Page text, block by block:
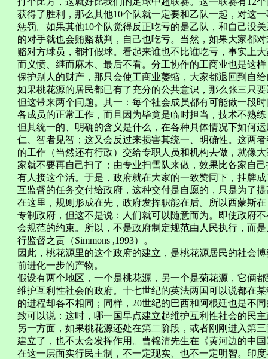
获得了胜利，那么其他10个队就一定要和乙队一起，对这
惩罚。如果其他10个队觉得反正吃亏的是乙队，和自己没
的对手就也会贿赂裁判，自己也吃亏。当然，如果大家都
赂对方球员，都打假球。看起来谁也不比谁吃亏，事实上
而义愤、继而麻木、最后不看。分工协作的工商业也是这
保护别人的财产，那只会使工商业萎缩，大家都退回到自
如果桃花源的居民都已有了充分的公共意识，那么张三只
但这带来两个问题。其一：每个社会成员都有可能做一段
各成员的正常工作，而且因为毕竟是临时担当，技术不熟
但其统一的、明确的含义是什么，在各种具体情况下如何
仁、智者见智；这又会反过来损害其统一、明确性。这两
的工作（当然还有行政）交给专职人员和机构去做，就像
家就不要再自己扫了；由专业扫雪队来做，效果比各家自
有人接这个活。于是，政府就在大家的一致赞同下，挂牌
互监督的任务交付给政府，这种交付是自愿的，只是为了
在这里，规则形成在先，政府发挥职能在后。所以西蒙斯
专制政府，但这不是说：人们就可以随意而为。即使政府
会规范的约束。所以，不是政府制定规范由人民执行，而
行监督之责（Simmons ,1993）。
因此，桃花源里的这个政府的建立，是桃花源居民的社会
前进化一步的产物。
假设有两个地区，一个是桃花源，另一个是菊花源，它俩
维护互利性社会的政府。十七世纪的英法两国可以说都在
的进程却各不相同；同样，20世纪的巴西和阿根廷也是不
致可以说：这时，哪一国早点建立起维护互利性社会的民
另一方面，如果桃花源还处在第二阶段，或者刚刚进入第
建立了，也不太会发挥作用。曹锦清先生在《黄河边的中
在这一层面实行民主制，不一定现实、也不一定明智。印